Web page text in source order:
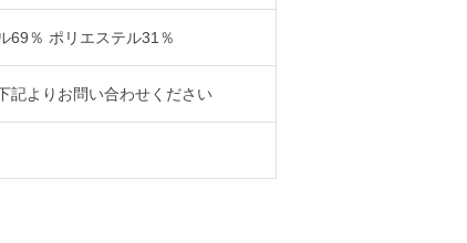
69％ ポリエステル31％
記よりお問い合わせください